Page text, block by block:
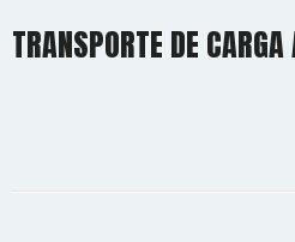
TRANSPORTE DE